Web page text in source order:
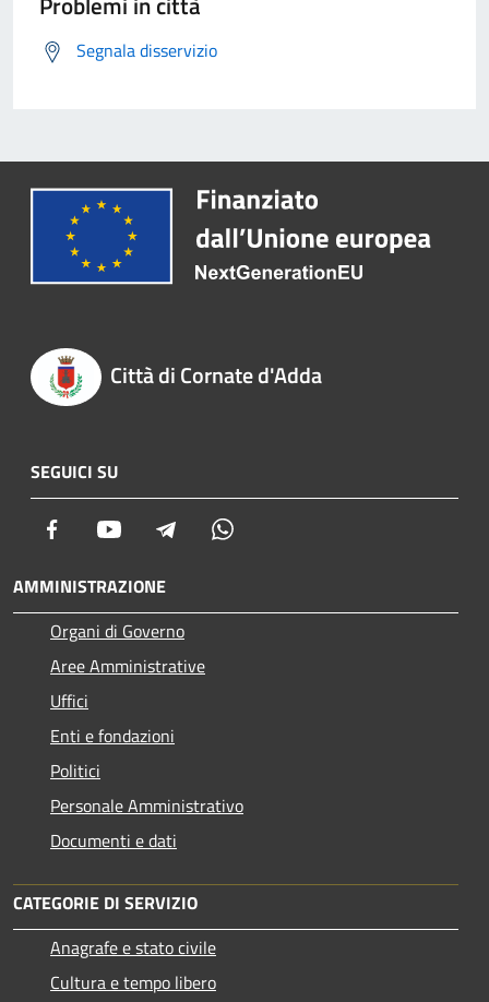
Segnala disservizio
Città di Cornate d'Adda
SEGUICI SU
Facebook Youtube Telegram
AMMINISTRAZIONE
Organi di Governo
Aree Amministrative
Uffici
Enti e fondazioni
Politici
Personale Amministrativo
Documenti e dati
CATEGORIE DI SERVIZIO
Anagrafe e stato civile
Cultura e tempo libero